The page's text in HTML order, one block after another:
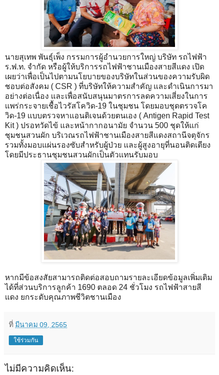
นายสุเทพ พันธุ์เพ็ง กรรมการผู้อำนวยการใหญ่ บริษัท รถไฟฟ้า
ร.ฟ.ท. จำกัด หรือผู้ให้บริการรถไฟฟ้าชานเมืองสายสีแดง เปิด
เผยว่าเพื่อเป็นไปตามนโยบายของบริษัทในส่วนของความรับผิด
ชอบต่อสังคม ( CSR ) ที่บริษัทให้ความสำคัญ และดำเนินการมา
อย่างต่อเนื่อง และเพื่อสนับสนุนมาตรการลดความเสี่ยงในการ
แพร่กระจายเชื้อไวรัสโควิด-19 ในชุมชน โดยมอบชุดตรวจโค
วิด-19 แบบตรวจหาแอนติเจนด้วยตนเอง ( Antigen Rapid Test
Kit ) ปรอทวัดไข้ และหน้ากากอนามัย จำนวน 500 ชุดให้แก่
ชุมชนสวนผัก บริเวณรถไฟฟ้าชานเมืองสายสีแดงสถานีจตุจักร
รวมทั้งมอบแผ่นรองซับสำหรับผู้ป่วย และผู้สูงอายุที่นอนติดเตียง
โดยมีประธานชุมชนสวนผักเป็นตัวแทนรับมอบ
หากมีข้อสงสัยสามารถติดต่อสอบถามรายละเอียดข้อมูลเพิ่มเติม
ได้ที่ส่วนบริการลูกค้า 1690 ตลอด 24 ชั่วโมง รถไฟฟ้าสายสี
แดง ยกระดับคุณภาพชีวิตชานเมือง
ที่ มีนาคม 09, 2565
ใช้ร่วมกัน
ไม่มีความคิดเห็น: